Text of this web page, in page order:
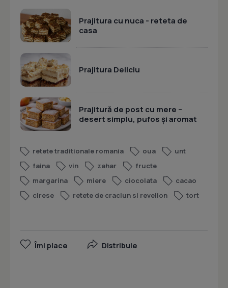
Prajitura cu nuca - reteta de
casa
Prajitura Deliciu
Prajitură de post cu mere –
desert simplu, pufos și aromat
retete traditionale romania oua
unt
faina
vin zahar
fructe
margarina
miere ciocolata
cacao
cirese
retete de craciun si revelion tort
Îmi place Distribuie